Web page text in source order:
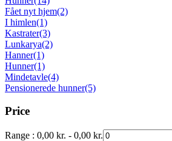
Fået nyt hjem(2)
I himlen(1)
Kastrater(3)
Lunkarya(2)
Hanner(1)
Hunner(1)
Mindetavle(4)
Pensionerede hunner(5)
Price
Range : 0,00 kr. - 0,00 kr.